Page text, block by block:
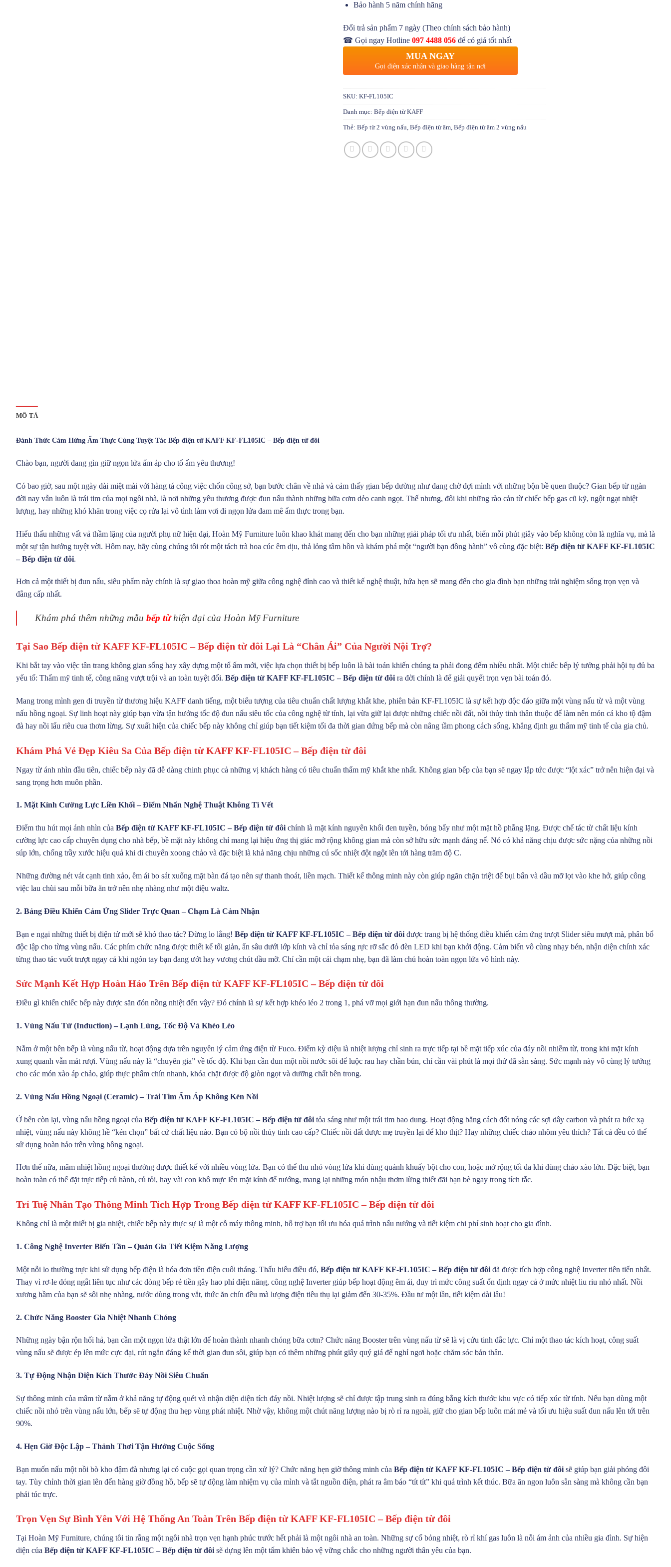
Bảo hành 5 năm chính hãng
Đổi trả sản phẩm 7 ngày (Theo chính sách bảo hành)
☎ Gọi ngay Hotline 097 4488 056 để có giá tốt nhất
MUA NGAY
Gọi điện xác nhận và giao hàng tận nơi
SKU: KF-FL105IC
Danh mục: Bếp điện từ KAFF
Thẻ: Bếp từ 2 vùng nấu Bếp điện từ âm Bếp điện từ âm 2 vùng nấu
MÔ TẢ
Đánh Thức Cảm Hứng Ẩm Thực Cùng Tuyệt Tác Bếp điện từ KAFF KF-FL105IC – Bếp điện từ đôi
Chào bạn, người đang gìn giữ ngọn lửa ấm áp cho tổ ấm yêu thương!
Có bao giờ, sau một ngày dài miệt mài với hàng tá công việc chốn công sở, bạn bước chân về nhà và cảm thấy gian bếp dường như đang chờ đợi mình với những bộn bề quen thuộc? Gian bếp từ ngàn
đời nay vẫn luôn là trái tim của mọi ngôi nhà, là nơi những yêu thương được đun nấu thành những bữa cơm dẻo canh ngọt. Thế nhưng, đôi khi những rào cản từ chiếc bếp gas cũ kỹ, ngột ngạt nhiệt
lượng, hay những khó khăn trong việc cọ rửa lại vô tình làm vơi đi ngọn lửa đam mê ẩm thực trong bạn.
Hiểu thấu những vất vả thầm lặng của người phụ nữ hiện đại, Hoàn Mỹ Furniture luôn khao khát mang đến cho bạn những giải pháp tối ưu nhất, biến mỗi phút giây vào bếp không còn là nghĩa vụ, mà là
một sự tận hưởng tuyệt vời. Hôm nay, hãy cùng chúng tôi rót một tách trà hoa cúc êm dịu, thả lỏng tâm hồn và khám phá một “người bạn đồng hành” vô cùng đặc biệt: Bếp điện từ KAFF KF-FL105IC
– Bếp điện từ đôi.
Hơn cả một thiết bị đun nấu, siêu phẩm này chính là sự giao thoa hoàn mỹ giữa công nghệ đỉnh cao và thiết kế nghệ thuật, hứa hẹn sẽ mang đến cho gia đình bạn những trải nghiệm sống trọn vẹn và
đẳng cấp nhất.
Khám phá thêm những mẫu bếp từhiện đại của Hoàn Mỹ Furniture
Tại Sao Bếp điện từ KAFF KF-FL105IC – Bếp điện từ đôi Lại Là “Chân Ái” Của Người Nội Trợ?
Khi bắt tay vào việc tân trang không gian sống hay xây dựng một tổ ấm mới, việc lựa chọn thiết bị bếp luôn là bài toán khiến chúng ta phải đong đếm nhiều nhất. Một chiếc bếp lý tưởng phải hội tụ đủ ba
yếu tố: Thẩm mỹ tinh tế, công năng vượt trội và an toàn tuyệt đối. Bếp điện từ KAFF KF-FL105IC – Bếp điện từ đôi ra đời chính là để giải quyết trọn vẹn bài toán đó.
Mang trong mình gen di truyền từ thương hiệu KAFF danh tiếng, một biểu tượng của tiêu chuẩn chất lượng khắt khe, phiên bản KF-FL105IC là sự kết hợp độc đáo giữa một vùng nấu từ và một vùng
nấu hồng ngoại. Sự linh hoạt này giúp bạn vừa tận hưởng tốc độ đun nấu siêu tốc của công nghệ từ tính, lại vừa giữ lại được những chiếc nồi đất, nồi thủy tinh thân thuộc để làm nên món cá kho tộ đậm
đà hay nồi lẩu riêu cua thơm lừng. Sự xuất hiện của chiếc bếp này không chỉ giúp bạn tiết kiệm tối đa thời gian đứng bếp mà còn nâng tầm phong cách sống, khẳng định gu thẩm mỹ tinh tế của gia chủ.
Khám Phá Vẻ Đẹp Kiêu Sa Của Bếp điện từ KAFF KF-FL105IC – Bếp điện từ đôi
Ngay từ ánh nhìn đầu tiên, chiếc bếp này đã dễ dàng chinh phục cả những vị khách hàng có tiêu chuẩn thẩm mỹ khắt khe nhất. Không gian bếp của bạn sẽ ngay lập tức được “lột xác” trở nên hiện đại và
sang trọng hơn muôn phần.
1. Mặt Kính Cường Lực Liền Khối – Điểm Nhấn Nghệ Thuật Không Tì Vết
Điểm thu hút mọi ánh nhìn của Bếp điện từ KAFF KF-FL105IC – Bếp điện từ đôi chính là mặt kính nguyên khối đen tuyền, bóng bẩy như một mặt hồ phẳng lặng. Được chế tác từ chất liệu kính
cường lực cao cấp chuyên dụng cho nhà bếp, bề mặt này không chỉ mang lại hiệu ứng thị giác mở rộng không gian mà còn sở hữu sức mạnh đáng nể. Nó có khả năng chịu được sức nặng của những nồi
súp lớn, chống trầy xước hiệu quả khi di chuyển xoong chảo và đặc biệt là khả năng chịu những cú sốc nhiệt đột ngột lên tới hàng trăm độ C.
Những đường nét vát cạnh tinh xảo, êm ái bo sát xuống mặt bàn đá tạo nên sự thanh thoát, liền mạch. Thiết kế thông minh này còn giúp ngăn chặn triệt để bụi bẩn và dầu mỡ lọt vào khe hở, giúp công
việc lau chùi sau mỗi bữa ăn trở nên nhẹ nhàng như một điệu waltz.
2. Bảng Điều Khiển Cảm Ứng Slider Trực Quan – Chạm Là Cảm Nhận
Bạn e ngại những thiết bị điện tử mới sẽ khó thao tác? Đừng lo lắng! Bếp điện từ KAFF KF-FL105IC – Bếp điện từ đôi được trang bị hệ thống điều khiển cảm ứng trượt Slider siêu mượt mà, phân bổ
độc lập cho từng vùng nấu. Các phím chức năng được thiết kế tối giản, ẩn sâu dưới lớp kính và chỉ tỏa sáng rực rỡ sắc đỏ đèn LED khi bạn khởi động. Cảm biến vô cùng nhạy bén, nhận diện chính xác
từng thao tác vuốt trượt ngay cả khi ngón tay bạn đang ướt hay vương chút dầu mỡ. Chỉ cần một cái chạm nhẹ, bạn đã làm chủ hoàn toàn ngọn lửa vô hình này.
Sức Mạnh Kết Hợp Hoàn Hảo Trên Bếp điện từ KAFF KF-FL105IC – Bếp điện từ đôi
Điều gì khiến chiếc bếp này được săn đón nồng nhiệt đến vậy? Đó chính là sự kết hợp khéo léo 2 trong 1, phá vỡ mọi giới hạn đun nấu thông thường.
1. Vùng Nấu Từ (Induction) – Lạnh Lùng, Tốc Độ Và Khéo Léo
Nằm ở một bên bếp là vùng nấu từ, hoạt động dựa trên nguyên lý cảm ứng điện từ Fuco. Điểm kỳ diệu là nhiệt lượng chỉ sinh ra trực tiếp tại bề mặt tiếp xúc của đáy nồi nhiễm từ, trong khi mặt kính
xung quanh vẫn mát rượi. Vùng nấu này là “chuyên gia” về tốc độ. Khi bạn cần đun một nồi nước sôi để luộc rau hay chần bún, chỉ cần vài phút là mọi thứ đã sẵn sàng. Sức mạnh này vô cùng lý tưởng
cho các món xào áp chảo, giúp thực phẩm chín nhanh, khóa chặt được độ giòn ngọt và dưỡng chất bên trong.
2. Vùng Nấu Hồng Ngoại (Ceramic) – Trái Tim Ấm Áp Không Kén Nồi
Ở bên còn lại, vùng nấu hồng ngoại của Bếp điện từ KAFF KF-FL105IC – Bếp điện từ đôi tỏa sáng như một trái tim bao dung. Hoạt động bằng cách đốt nóng các sợi dây carbon và phát ra bức xạ
nhiệt, vùng nấu này không hề “kén chọn” bất cứ chất liệu nào. Bạn có bộ nồi thủy tinh cao cấp? Chiếc nồi đất được mẹ truyền lại để kho thịt? Hay những chiếc chảo nhôm yêu thích? Tất cả đều có thể
sử dụng hoàn hảo trên vùng hồng ngoại.
Hơn thế nữa, mâm nhiệt hồng ngoại thường được thiết kế với nhiều vòng lửa. Bạn có thể thu nhỏ vòng lửa khi dùng quánh khuấy bột cho con, hoặc mở rộng tối đa khi dùng chảo xào lớn. Đặc biệt, bạn
hoàn toàn có thể đặt trực tiếp củ hành, củ tỏi, hay vài con khô mực lên mặt kính để nướng, mang lại những món nhậu thơm lừng thiết đãi bạn bè ngay trong tích tắc.
Trí Tuệ Nhân Tạo Thông Minh Tích Hợp Trong Bếp điện từ KAFF KF-FL105IC – Bếp điện từ đôi
Không chỉ là một thiết bị gia nhiệt, chiếc bếp này thực sự là một cỗ máy thông minh, hỗ trợ bạn tối ưu hóa quá trình nấu nướng và tiết kiệm chi phí sinh hoạt cho gia đình.
1. Công Nghệ Inverter Biến Tần – Quản Gia Tiết Kiệm Năng Lượng
Một nỗi lo thường trực khi sử dụng bếp điện là hóa đơn tiền điện cuối tháng. Thấu hiểu điều đó, Bếp điện từ KAFF KF-FL105IC – Bếp điện từ đôi đã được tích hợp công nghệ Inverter tiên tiến nhất.
Thay vì rơ-le đóng ngắt liên tục như các dòng bếp rẻ tiền gây hao phí điện năng, công nghệ Inverter giúp bếp hoạt động êm ái, duy trì mức công suất ổn định ngay cả ở mức nhiệt liu riu nhỏ nhất. Nồi
xương hầm của bạn sẽ sôi nhẹ nhàng, nước dùng trong vắt, thức ăn chín đều mà lượng điện tiêu thụ lại giảm đến 30-35%. Đầu tư một lần, tiết kiệm dài lâu!
2. Chức Năng Booster Gia Nhiệt Nhanh Chóng
Những ngày bận rộn hối hả, bạn cần một ngọn lửa thật lớn để hoàn thành nhanh chóng bữa cơm? Chức năng Booster trên vùng nấu từ sẽ là vị cứu tinh đắc lực. Chỉ một thao tác kích hoạt, công suất
vùng nấu sẽ được ép lên mức cực đại, rút ngắn đáng kể thời gian đun sôi, giúp bạn có thêm những phút giây quý giá để nghỉ ngơi hoặc chăm sóc bản thân.
3. Tự Động Nhận Diện Kích Thước Đáy Nồi Siêu Chuẩn
Sự thông minh của mâm từ nằm ở khả năng tự động quét và nhận diện diện tích đáy nồi. Nhiệt lượng sẽ chỉ được tập trung sinh ra đúng bằng kích thước khu vực có tiếp xúc từ tính. Nếu bạn dùng một
chiếc nồi nhỏ trên vùng nấu lớn, bếp sẽ tự động thu hẹp vùng phát nhiệt. Nhờ vậy, không một chút năng lượng nào bị rò rỉ ra ngoài, giữ cho gian bếp luôn mát mẻ và tối ưu hiệu suất đun nấu lên tới trên
90%.
4. Hẹn Giờ Độc Lập – Thảnh Thơi Tận Hưởng Cuộc Sống
Bạn muốn nấu một nồi bò kho đậm đà nhưng lại có cuộc gọi quan trọng cần xử lý? Chức năng hẹn giờ thông minh của Bếp điện từ KAFF KF-FL105IC – Bếp điện từ đôi sẽ giúp bạn giải phóng đôi
tay. Tùy chỉnh thời gian lên đến hàng giờ đồng hồ, bếp sẽ tự động làm nhiệm vụ của mình và tắt nguồn điện, phát ra âm báo “tít tít” khi quá trình kết thúc. Bữa ăn ngon luôn sẵn sàng mà không cần bạn
phải túc trực.
Trọn Vẹn Sự Bình Yên Với Hệ Thống An Toàn Trên Bếp điện từ KAFF KF-FL105IC – Bếp điện từ đôi
Tại Hoàn Mỹ Furniture, chúng tôi tin rằng một ngôi nhà trọn vẹn hạnh phúc trước hết phải là một ngôi nhà an toàn. Những sự cố bỏng nhiệt, rò rỉ khí gas luôn là nỗi ám ảnh của nhiều gia đình. Sự hiện
diện của Bếp điện từ KAFF KF-FL105IC – Bếp điện từ đôi sẽ dựng lên một tấm khiên bảo vệ vững chắc cho những người thân yêu của bạn.